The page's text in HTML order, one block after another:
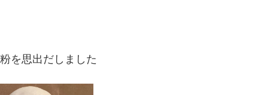
を思出だしました